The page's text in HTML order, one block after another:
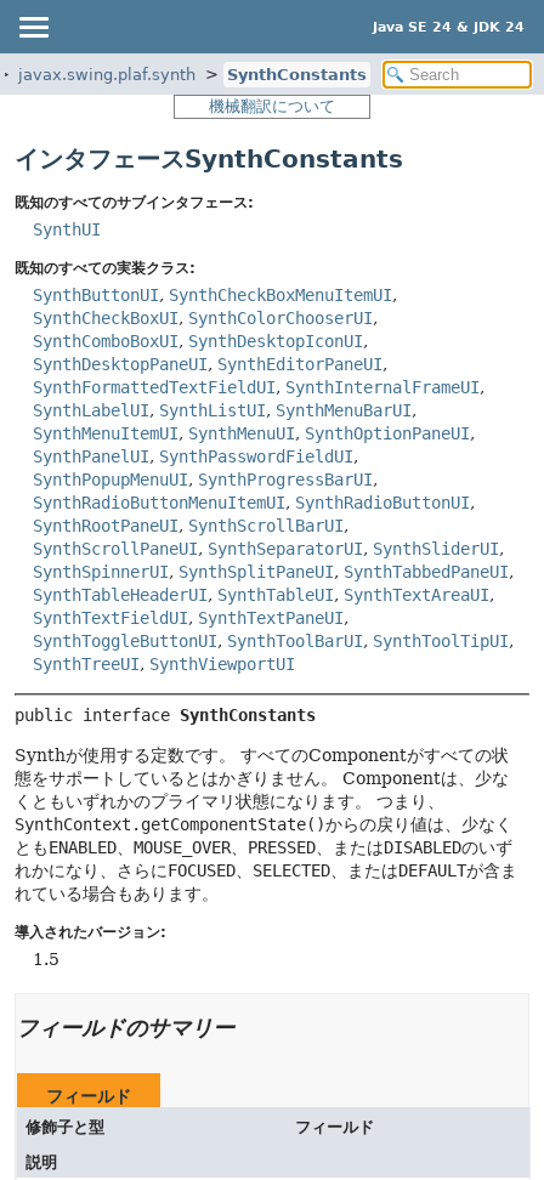
Java SE 24 & JDK 24
javax.swing.plaf.synth
SynthConstants
機械翻訳について
インタフェースSynthConstants
既知のすべてのサブインタフェース:
SynthUI
既知のすべての実装クラス:
SynthButtonUI, SynthCheckBoxMenuItemUI,
SynthCheckBoxUI, SynthColorChooserUI,
SynthComboBoxUI, SynthDesktopIconUI,
SynthDesktopPaneUI, SynthEditorPaneUI,
SynthFormattedTextFieldUI, SynthInternalFrameUI,
SynthLabelUI, SynthListUI, SynthMenuBarUI,
SynthMenuItemUI, SynthMenuUI, SynthOptionPaneUI,
SynthPanelUI, SynthPasswordFieldUI,
SynthPopupMenuUI, SynthProgressBarUI,
SynthRadioButtonMenuItemUI, SynthRadioButtonUI,
SynthRootPaneUI, SynthScrollBarUI,
SynthScrollPaneUI, SynthSeparatorUI, SynthSliderUI,
SynthSpinnerUI, SynthSplitPaneUI, SynthTabbedPaneUI,
SynthTableHeaderUI, SynthTableUI, SynthTextAreaUI,
SynthTextFieldUI, SynthTextPaneUI,
SynthToggleButtonUI, SynthToolBarUI, SynthToolTipUI,
SynthTreeUI, SynthViewportUI
public interface SynthConstants
Synthが使用する定数です。
すべてのComponentがすべての状
態をサポートしているとはかぎりません。
Componentは、少な
くともいずれかのプライマリ状態になります。
つまり、
SynthContext.getComponentState()からの戻り値は、少なく
ともENABLED MOUSE_OVER PRESSED 、またはDISABLEDのいず
れかになり、さらにFOCUSED SELECTED 、またはDEFAULTが含ま
れている場合もあります。
導入されたバージョン:
1.5
フィールドのサマリー
フィールド
修飾子と型
フィールド
説明